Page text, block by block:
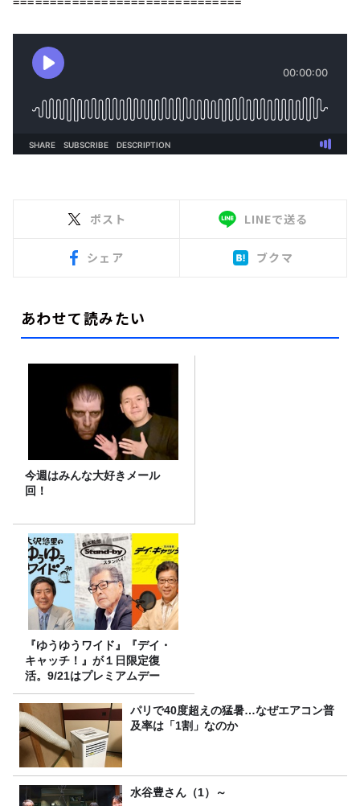
ポスト LINEで送る
シェア ブクマ
あわせて読みたい
今週はみんな大好きメール
回！
『ゆうゆうワイド』『デイ・
キャッチ！』が１日限定復
活。9/21はプレミアムデー
パリで40度超えの猛暑…なぜエアコン普
及率は「1割」なのか
水谷豊さん（1）～